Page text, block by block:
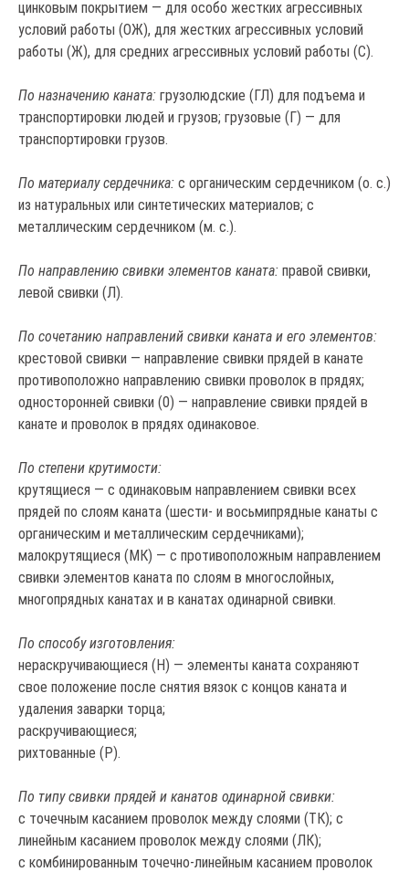
цинковым покрытием — для особо жестких агрессивных
условий работы (ОЖ), для жестких агрессивных условий
работы (Ж), для средних агрессивных условий работы (С).
По назначению каната: грузолюдские (ГЛ) для подъема и
транспортировки людей и грузов; грузовые (Г) — для
транспортировки грузов.
По материалу сердечника: с органическим сердечником (о. с.)
из натуральных или синтетических материалов; с
металлическим сердечником (м. с.).
По направлению свивки элементов каната: правой свивки,
левой свивки (Л).
По сочетанию направлений свивки каната и его элементов:
крестовой свивки — направление свивки прядей в канате
противоположно направлению свивки проволок в прядях;
односторонней свивки (0) — направление свивки прядей в
канате и проволок в прядях одинаковое.
По степени крутимости:
крутящиеся — с одинаковым направлением свивки всех
прядей по слоям каната (шести- и восьмипрядные канаты с
органическим и металлическим сердечниками);
малокрутящиеся (МК) — с противоположным направлением
свивки элементов каната по слоям в многослойных,
многопрядных канатах и в канатах одинарной свивки.
По способу изготовления:
нераскручивающиеся (Н) — элементы каната сохраняют
свое положение после снятия вязок с концов каната и
удаления заварки торца;
раскручивающиеся;
рихтованные (Р).
По типу свивки прядей и канатов одинарной свивки:
с точечным касанием проволок между слоями (ТК); с
линейным касанием проволок между слоями (ЛК);
с комбинированным точечно-линейным касанием проволок